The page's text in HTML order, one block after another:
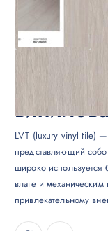
LVT
LVT (luxury vinyl tile) —
представляющий
широко используется
влаге и
привлекательному